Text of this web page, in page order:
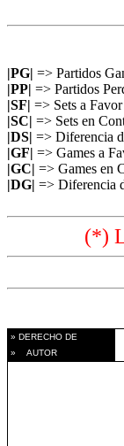
|PG| => Partidos
|PP| => Partidos
|SF| => Sets a Favor
|SC| => Sets en
|DS| => Diferencia
|GF| => Games a
|GC| => Games en
|DG| => Diferencia
(*)
» DERECHO DE
» AUTOR